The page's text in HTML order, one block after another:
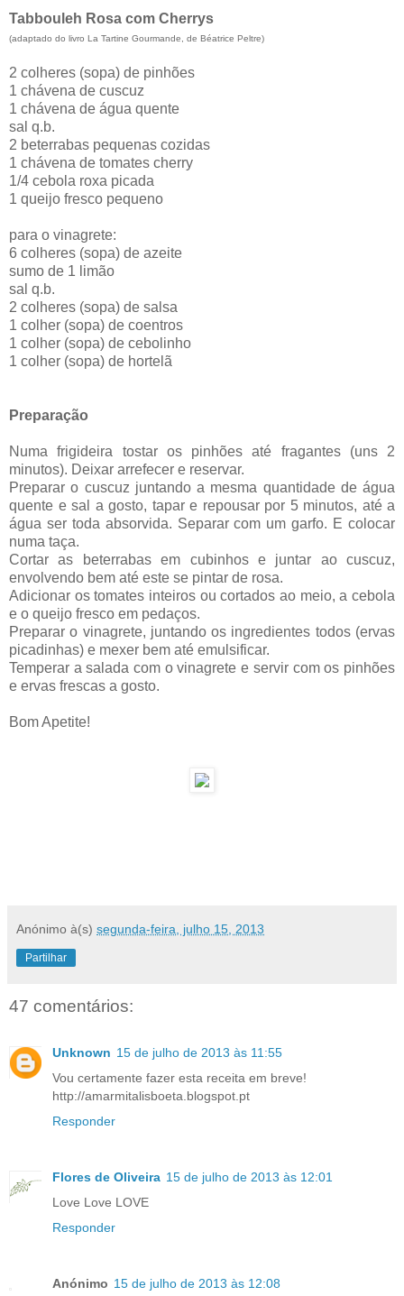
Tabbouleh Rosa com Cherrys
(adaptado do livro La Tartine Gourmande, de Béatrice Peltre)
2 colheres (sopa) de pinhões
1 chávena de cuscuz
1 chávena de água quente
sal q.b.
2 beterrabas pequenas cozidas
1 chávena de tomates cherry
1/4 cebola roxa picada
1 queijo fresco pequeno
para o vinagrete:
6 colheres (sopa) de azeite
sumo de 1 limão
sal q.b.
2 colheres (sopa) de salsa
1 colher (sopa) de coentros
1 colher (sopa) de cebolinho
1 colher (sopa) de hortelã
Preparação
Numa frigideira tostar os pinhões até fragantes (uns 2
minutos). Deixar arrefecer e reservar.
Preparar o cuscuz juntando a mesma quantidade de água
quente e sal a gosto, tapar e repousar por 5 minutos, até a
água ser toda absorvida. Separar com um garfo. E colocar
numa taça.
Cortar as beterrabas em cubinhos e juntar ao cuscuz,
envolvendo bem até este se pintar de rosa.
Adicionar os tomates inteiros ou cortados ao meio, a cebola
e o queijo fresco em pedaços.
Preparar o vinagrete, juntando os ingredientes todos (ervas
picadinhas) e mexer bem até emulsificar.
Temperar a salada com o vinagrete e servir com os pinhões
e ervas frescas a gosto.
Bom Apetite!
Anónimo à(s) segunda-feira, julho 15, 2013
Partilhar
47 comentários:
Unknown 15 de julho de 2013 às 11:55
Vou certamente fazer esta receita em breve!
http://amarmitalisboeta.blogspot.pt
Responder
Flores de Oliveira 15 de julho de 2013 às 12:01
Love Love LOVE
Responder
Anónimo 15 de julho de 2013 às 12:08